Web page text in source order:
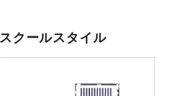
スクールスタイル